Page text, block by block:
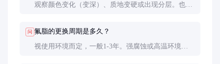
观察颜色变化（变深）、质地变硬或出现分层。也可
问 氟脂的更换周期是多久？
视使用环境而定，一般1-3年。强腐蚀或高温环境可